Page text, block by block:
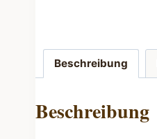
Beschreibung
Beschreibung